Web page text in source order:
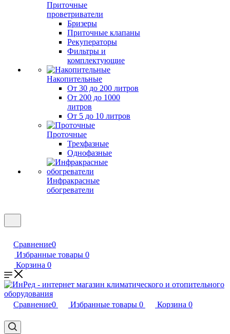
Приточные
проветриватели
Бризеры
Приточные клапаны
Рекуператоры
Фильтры и
комплектующие
Накопительные
От 30 до 200 литров
От 200 до 1000
литров
От 5 до 10 литров
Проточные
Трехфазные
Однофазные
Инфракрасные
обогреватели
Сравнение0
Избранные товары 0
Корзина 0
Сравнение0 Избранные товары 0 Корзина 0